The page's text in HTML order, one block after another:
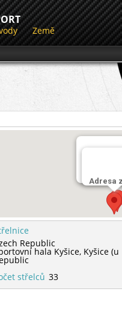
Země
Adresa
Sportovní
Republic
hala Kyšice, Kyšice
střelců 33